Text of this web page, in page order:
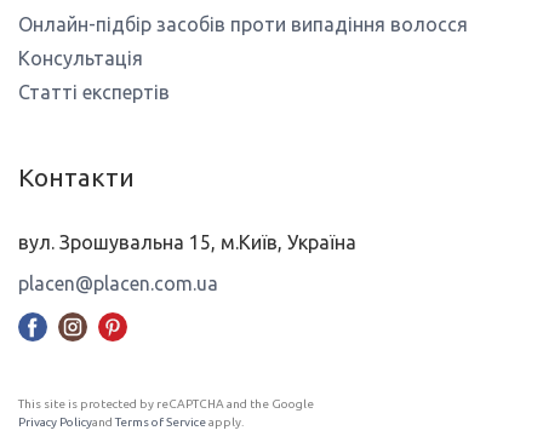
Онлайн-підбір засобів проти випадіння волосся
Консультація
Статті експертів
Контакти
вул. Зрошувальна 15, м.Київ, Україна
placen@placen.com.ua
This site is protected by reCAPTCHA and the Google
Privacy Policyand Terms of Serviceapply.